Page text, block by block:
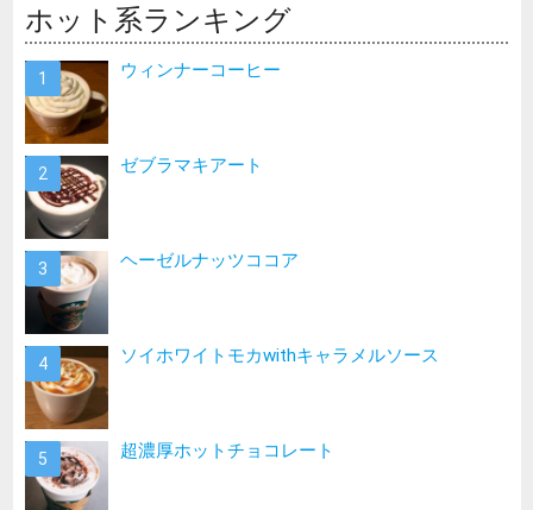
ホット系ランキング
ウィンナーコーヒー
ゼブラマキアート
ヘーゼルナッツココア
ソイホワイトモカwithキャラメルソース
超濃厚ホットチョコレート